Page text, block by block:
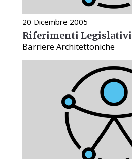
20 Dicembre 2005
Riferimenti Legislativi
Barriere Architettoniche